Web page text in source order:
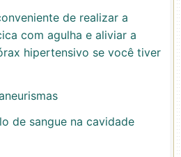
de realizar a
com agulha e aliviar a
hipertensivo se você tiver
de sangue na cavidade